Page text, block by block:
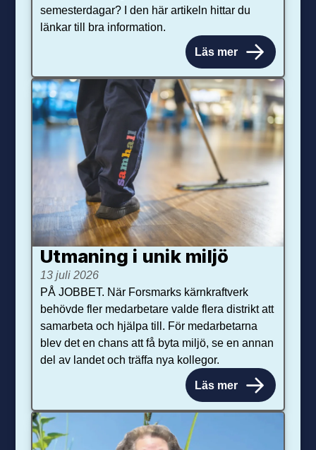
semesterdagar? I den här artikeln hittar du
länkar till bra information.
Läs mer
Utmaning i unik miljö
13 juli 2026
PÅ JOBBET. När Forsmarks kärnkraftverk
behövde fler medarbetare valde flera distrikt att
samarbeta och hjälpa till. För medarbetarna
blev det en chans att få byta miljö, se en annan
del av landet och träffa nya kollegor.
Läs mer